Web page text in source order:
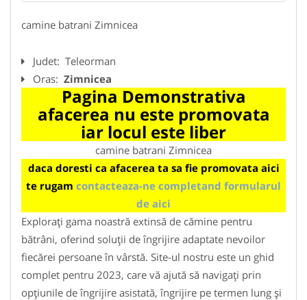
camine batrani Zimnicea
Judet: Teleorman
Oras: Zimnicea
Pagina Demonstrativa
afacerea nu este promovata
iar locul este liber
camine batrani Zimnicea
daca doresti ca afacerea ta sa fie promovata aici
te rugam contacteaza-ne completand formularul
de aici
Explorați gama noastră extinsă de cămine pentru
bătrâni, oferind soluții de îngrijire adaptate nevoilor
fiecărei persoane în vârstă. Site-ul nostru este un ghid
complet pentru 2023, care vă ajută să navigați prin
opțiunile de îngrijire asistată, îngrijire pe termen lung și